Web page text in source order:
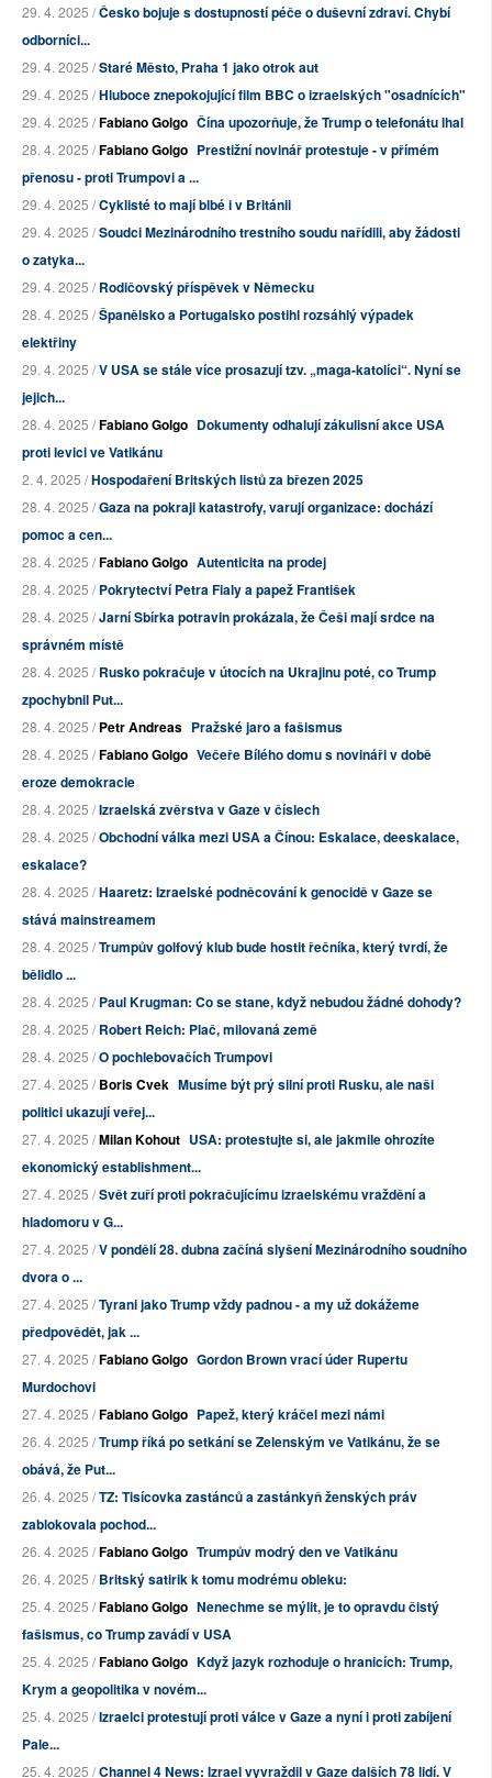
29. 4. 2025 /Česko bojuje s dostupností péče o duševní zdraví. Chybí
odborníci...
29. 4. 2025 /Staré Město, Praha 1 jako otrok aut
29. 4. 2025 /Hluboce znepokojující film BBC o izraelských "osadnících"
29. 4. 2025 /Fabiano Golgo Čína upozorňuje, že Trump o telefonátu lhal
28. 4. 2025 /Fabiano Golgo Prestižní novinář protestuje - v přímém
přenosu - proti Trumpovi a ...
29. 4. 2025 /Cyklisté to mají blbé i v Británii
29. 4. 2025 /Soudci Mezinárodního trestního soudu nařídili, aby žádosti
o zatyka...
29. 4. 2025 /Rodičovský příspěvek v Německu
28. 4. 2025 /Španělsko a Portugalsko postihl rozsáhlý výpadek
elektřiny
29. 4. 2025 /V USA se stále více prosazují tzv. „maga-katolíci“. Nyní se
jejich...
28. 4. 2025 /Fabiano Golgo Dokumenty odhalují zákulisní akce USA
proti levici ve Vatikánu
2. 4. 2025 /Hospodaření Britských listů za březen 2025
28. 4. 2025 /Gaza na pokraji katastrofy, varují organizace: dochází
pomoc a cen...
28. 4. 2025 /Fabiano Golgo Autenticita na prodej
28. 4. 2025 /Pokrytectví Petra Fialy a papež František
28. 4. 2025 /Jarní Sbírka potravin prokázala, že Češi mají srdce na
správném místě
28. 4. 2025 /Rusko pokračuje v útocích na Ukrajinu poté, co Trump
zpochybnil Put...
28. 4. 2025 /Petr Andreas Pražské jaro a fašismus
28. 4. 2025 /Fabiano Golgo Večeře Bílého domu s novináři v době
eroze demokracie
28. 4. 2025 /Izraelská zvěrstva v Gaze v číslech
28. 4. 2025 /Obchodní válka mezi USA a Čínou: Eskalace, deeskalace,
eskalace?
28. 4. 2025 /Haaretz: Izraelské podněcování k genocidě v Gaze se
stává mainstreamem
28. 4. 2025 /Trumpův golfový klub bude hostit řečníka, který tvrdí, že
bělidlo ...
28. 4. 2025 /Paul Krugman: Co se stane, když nebudou žádné dohody?
28. 4. 2025 /Robert Reich: Plač, milovaná země
28. 4. 2025 /O pochlebovačích Trumpovi
27. 4. 2025 /Boris Cvek Musíme být prý silní proti Rusku, ale naši
politici ukazují veřej...
27. 4. 2025 /Milan Kohout USA: protestujte si, ale jakmile ohrozíte
ekonomický establishment...
27. 4. 2025 /Svět zuří proti pokračujícímu izraelskému vraždění a
hladomoru v G...
27. 4. 2025 /V pondělí 28. dubna začíná slyšení Mezinárodního soudního
dvora o ...
27. 4. 2025 /Tyrani jako Trump vždy padnou - a my už dokážeme
předpovědět, jak ...
27. 4. 2025 /Fabiano Golgo Gordon Brown vrací úder Rupertu
Murdochovi
27. 4. 2025 /Fabiano Golgo Papež, který kráčel mezi námi
26. 4. 2025 /Trump říká po setkání se Zelenským ve Vatikánu, že se
obává, že Put...
26. 4. 2025 /TZ: Tisícovka zastánců a zastánkyň ženských práv
zablokovala pochod...
26. 4. 2025 /Fabiano Golgo Trumpův modrý den ve Vatikánu
26. 4. 2025 /Britský satirik k tomu modrému obleku:
25. 4. 2025 /Fabiano Golgo Nenechme se mýlit, je to opravdu čistý
fašismus, co Trump zavádí v USA
25. 4. 2025 /Fabiano Golgo Když jazyk rozhoduje o hranicích: Trump,
Krym a geopolitika v novém...
25. 4. 2025 /Izraelci protestují proti válce v Gaze a nyní i proti zabíjení
Pale...
25. 4. 2025 /Channel 4 News: Izrael vyvraždil v Gaze dalších 78 lidí. V